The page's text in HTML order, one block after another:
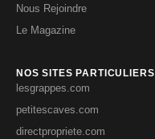
Nous Rejoindre
Le Magazine
NOS SITES PARTICULIERS
lesgrappes.com
petitescaves.com
directpropriete.com